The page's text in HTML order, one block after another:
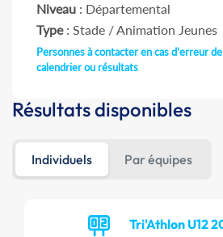
Niveau : Départemental
Type: Stade / Animation Jeunes
Personnes à contacter en cas d'erreur
calendrier ou résultats
Résultats disponibles
Individuels Par équipes
Tri'Athlon U12